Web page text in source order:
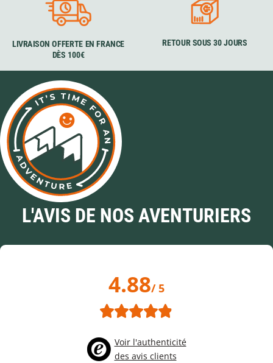
LIVRAISON OFFERTE EN FRANCE
DÈS 100€
RETOUR SOUS 30 JOURS
L'AVIS DE NOS AVENTURIERS
4.88/ 5
Voir l'authenticité
des avis clients